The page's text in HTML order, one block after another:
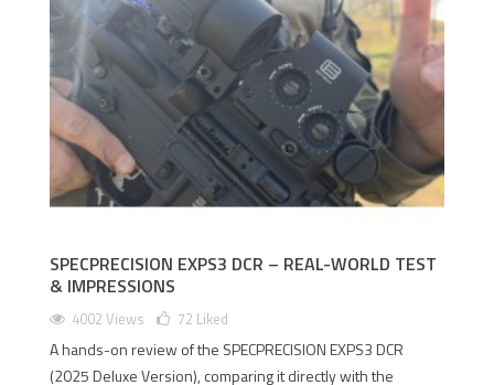
SPECPRECISION EXPS3 DCR – REAL-WORLD TEST
& IMPRESSIONS
4002 Views 72 Liked
A hands-on review of the SPECPRECISION EXPS3 DCR
(2025 Deluxe Version), comparing it directly with the